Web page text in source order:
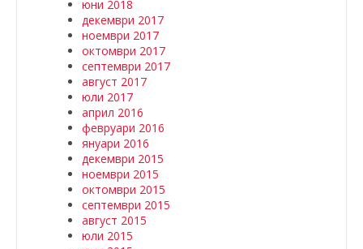
юни 2018
декември 2017
ноември 2017
октомври 2017
септември 2017
август 2017
юли 2017
април 2016
февруари 2016
януари 2016
декември 2015
ноември 2015
октомври 2015
септември 2015
август 2015
юли 2015